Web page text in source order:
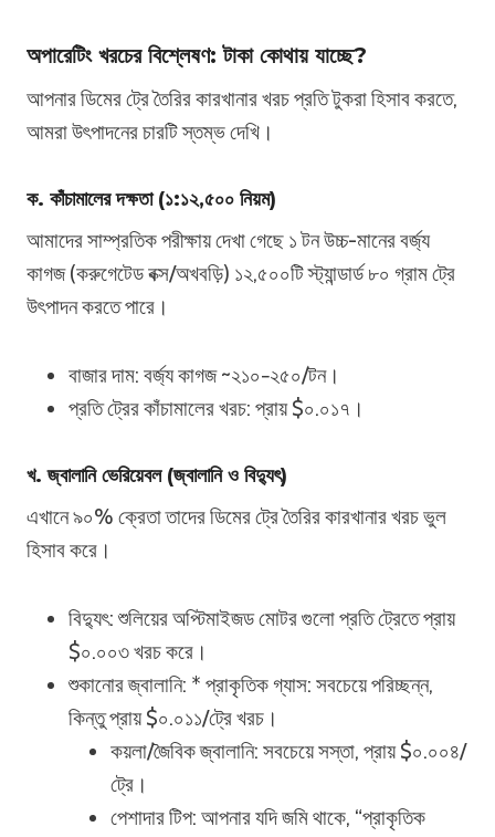
অপারেটিং খরচের বিশ্লেষণ: টাকা কোথায় যাচ্ছে?
আপনার ডিমের ট্রে তৈরির কারখানার খরচ প্রতি টুকরা হিসাব করতে,
আমরা উৎপাদনের চারটি স্তম্ভ দেখি।
ক. কাঁচামালের দক্ষতা (১:১২,৫০০ নিয়ম)
আমাদের সাম্প্রতিক পরীক্ষায় দেখা গেছে ১ টন উচ্চ-মানের বর্জ্য
কাগজ (করুগেটেড বক্স/অখবড়ি) ১২,৫০০টি স্ট্যান্ডার্ড ৮০ গ্রাম ট্রে
উৎপাদন করতে পারে।
বাজার দাম: বর্জ্য কাগজ ~২১০−২৫০/টন।
প্রতি ট্রের কাঁচামালের খরচ: প্রায় $০.০১৭।
খ. জ্বালানি ভেরিয়েবল (জ্বালানি ও বিদ্যুৎ)
এখানে ৯০% ক্রেতা তাদের ডিমের ট্রে তৈরির কারখানার খরচ ভুল
হিসাব করে।
বিদ্যুৎ: শুলিয়ের অপ্টিমাইজড মোটর গুলো প্রতি ট্রেতে প্রায়
$০.০০৩ খরচ করে।
শুকানোর জ্বালানি: * প্রাকৃতিক গ্যাস: সবচেয়ে পরিচ্ছন্ন,
কিন্তু প্রায় $০.০১১/ট্রে খরচ।
কয়লা/জৈবিক জ্বালানি: সবচেয়ে সস্তা, প্রায় $০.০০৪/
ট্রে।
পেশাদার টিপ: আপনার যদি জমি থাকে, “প্রাকৃতিক